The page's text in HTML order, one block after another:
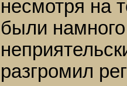
несмотря на
были
разгромил